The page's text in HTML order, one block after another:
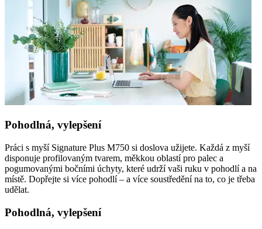
Pohodlná, vylepšení
Práci s myší Signature Plus M750 si doslova užijete. Každá z myší
disponuje profilovaným tvarem, měkkou oblastí pro palec a
pogumovanými bočními úchyty, které udrží vaši ruku v pohodlí a na
místě. Dopřejte si více pohodlí – a více soustředění na to, co je třeba
udělat.
Pohodlná, vylepšení